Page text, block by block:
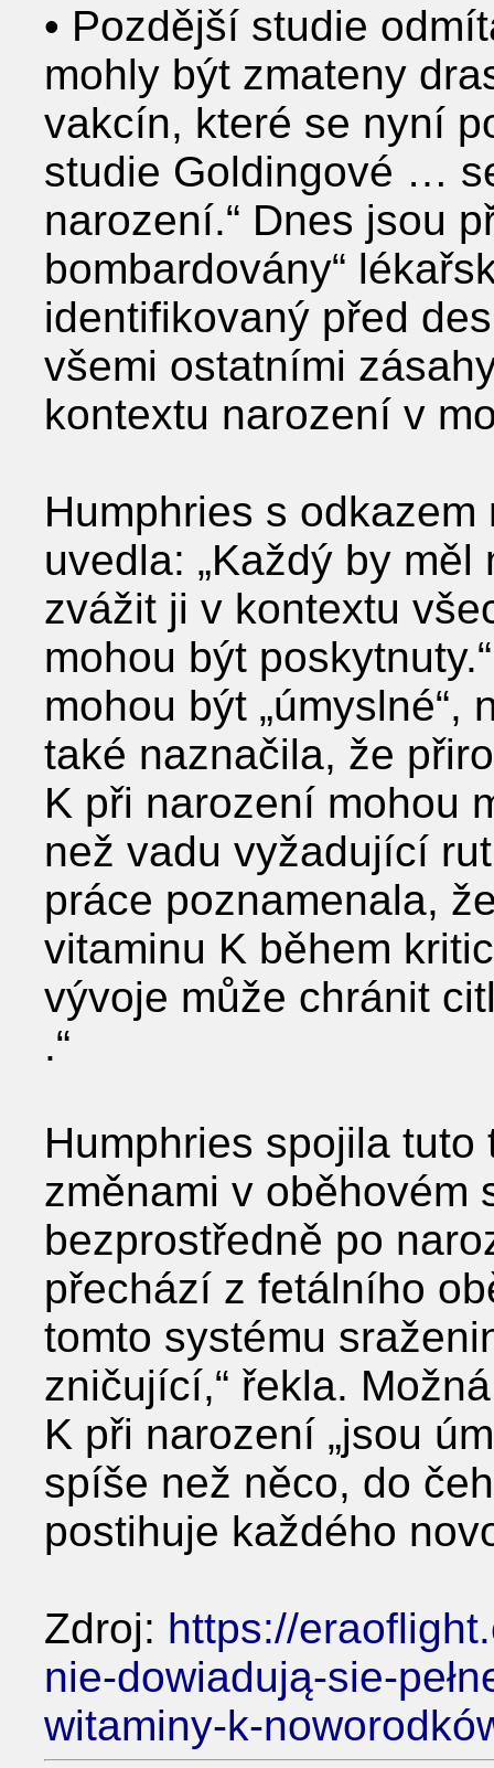
• Pozdější studie
mohly být zmateny
vakcín, které se nyní
studie Goldingové …
narození.“ Dnes jsou
bombardovány“
identifikovaný před
všemi ostatními
kontextu narození v
Humphries s
uvedla: „Každý by
zvážit ji v kontextu
mohou být
mohou být „úmyslné“,
také naznačila, že
K při narození mohou
než vadu vyžadující
práce poznamenala,
vitaminu K během
vývoje může chránit
.“
Humphries spojila
změnami v oběhovém
bezprostředně po
přechází z fetálního
tomto systému
zničující,“ řekla.
K při narození „jsou
spíše než něco, do
postihuje každého
Zdroj: https://
nie-dowiadują-sie-
witaminy-k-